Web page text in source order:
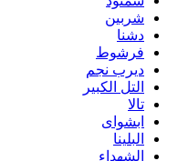
شربين
دشنا
فرشوط
ديرب نجم
التل الكبير
تالا
ابشواى
البلينا
الشهداء